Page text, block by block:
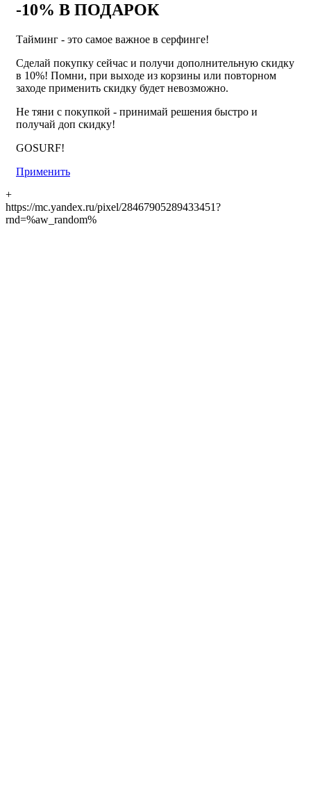
-10% В ПОДАРОК
Тайминг - это самое важное в серфинге!
Сделай покупку сейчас и получи дополнительную скидку
в 10%! Помни, при выходе из корзины или повторном
заходе применить скидку будет невозможно.
Не тяни с покупкой - принимай решения быстро и
получай доп скидку!
GOSURF!
Применить
+
https://mc.yandex.ru/pixel/28467905289433451?
rnd=%aw_random%